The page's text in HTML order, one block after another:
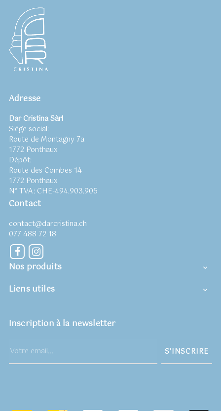
Adresse
Dar Cristina Sàrl
Siège social:
Route de Montagny 7a
1772 Ponthaux
Dépôt:
Route des Combes 14
1772 Ponthaux
N° TVA: CHE-494.903.905
Contact
contact@darcristina.ch
077 488 72 18
Facebook
Nos produits 
Liens utiles 
Inscription à la newsletter
S'INSCRIRE